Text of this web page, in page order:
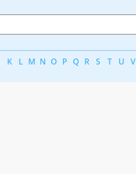
K L M N O P Q R S T U V